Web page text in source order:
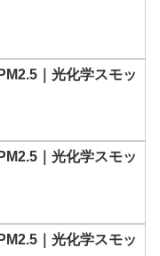
｜光化学スモッ
｜光化学スモッ
｜光化学スモッ